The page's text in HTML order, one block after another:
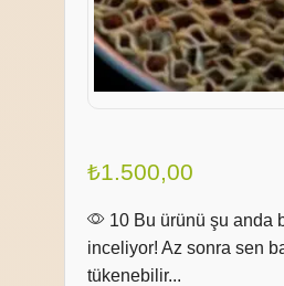
₺1.500,00
10 Bu ürünü şu anda
inceliyor! Az sonra sen
tükenebilir...